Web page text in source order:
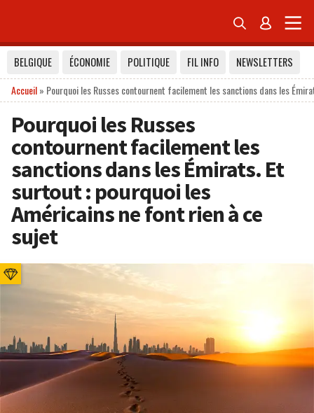
 
BELGIQUE ÉCONOMIE POLITIQUE FIL INFO
NEWSLETTERS
Accueil» Pourquoi les Russes contournent facilement les sanctions dans les
Pourquoi les Russes
contournent facilement les
sanctions dans les Émirats. Et
surtout : pourquoi les
Américains ne font rien à ce
sujet